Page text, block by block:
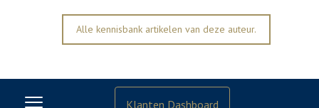
Alle kennisbank artikelen van deze auteur.
Klanten Dashboard